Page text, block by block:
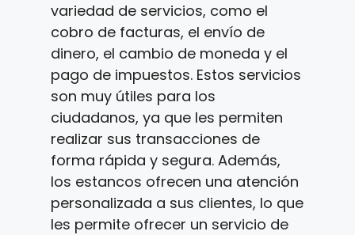
variedad de servicios, como el
cobro de facturas, el envío de
dinero, el cambio de moneda y el
pago de impuestos. Estos servicios
son muy útiles para los
ciudadanos, ya que les permiten
realizar sus transacciones de
forma rápida y segura. Además,
los estancos ofrecen una atención
personalizada a sus clientes, lo que
les permite ofrecer un servicio de